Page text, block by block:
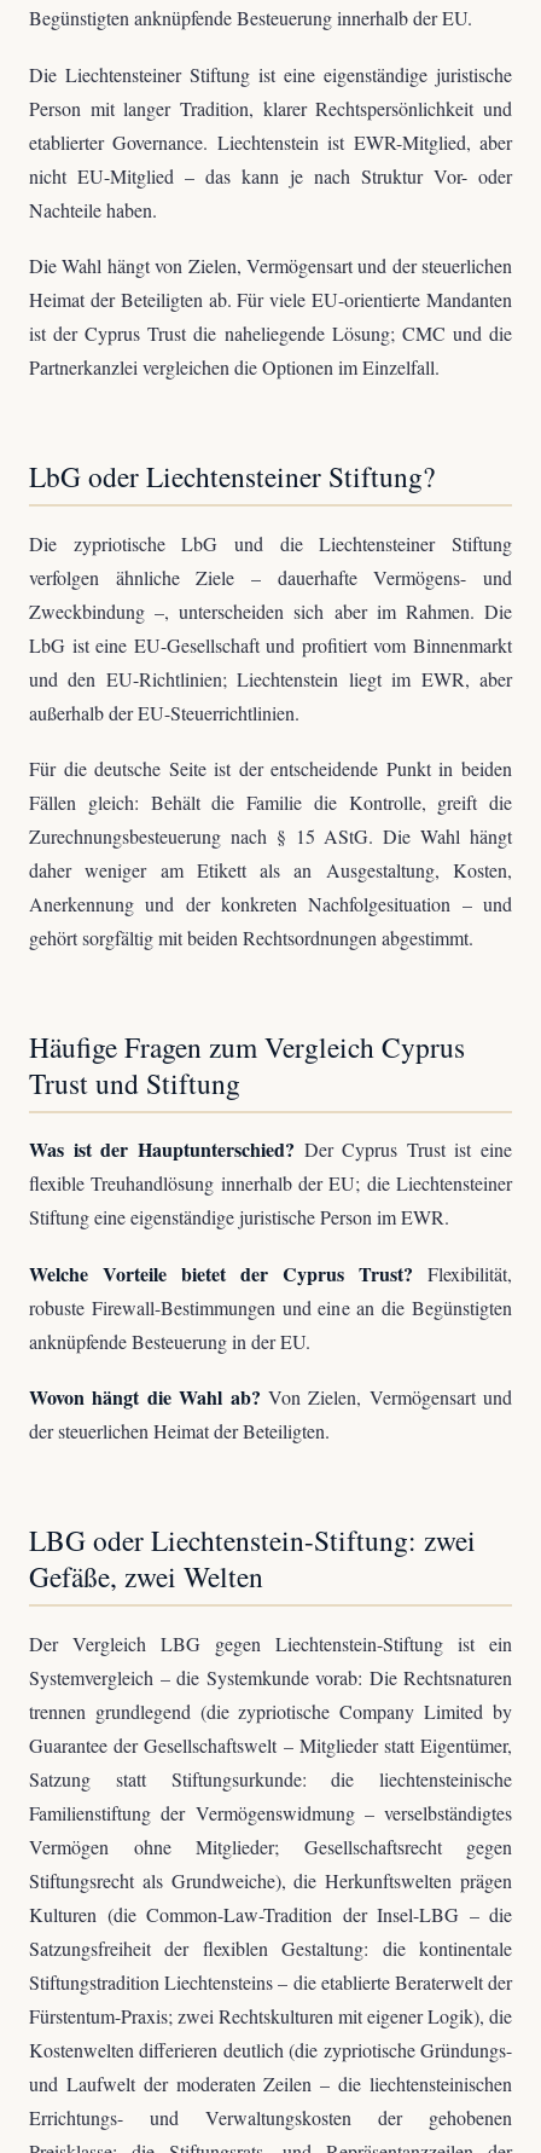
Begünstigten anknüpfende Besteuerung innerhalb der EU.
Die Liechtensteiner Stiftung ist eine eigenständige juristische
Person mit langer Tradition, klarer Rechtspersönlichkeit und
etablierter Governance. Liechtenstein ist EWR-Mitglied, aber
nicht EU-Mitglied – das kann je nach Struktur Vor- oder
Nachteile haben.
Die Wahl hängt von Zielen, Vermögensart und der steuerlichen
Heimat der Beteiligten ab. Für viele EU-orientierte Mandanten
ist der Cyprus Trust die naheliegende Lösung; CMC und die
Partnerkanzlei vergleichen die Optionen im Einzelfall.
LbG oder Liechtensteiner Stiftung?
Die zypriotische LbG und die Liechtensteiner Stiftung
verfolgen ähnliche Ziele – dauerhafte Vermögens- und
Zweckbindung –, unterscheiden sich aber im Rahmen. Die
LbG ist eine EU-Gesellschaft und profitiert vom Binnenmarkt
und den EU-Richtlinien; Liechtenstein liegt im EWR, aber
außerhalb der EU-Steuerrichtlinien.
Für die deutsche Seite ist der entscheidende Punkt in beiden
Fällen gleich: Behält die Familie die Kontrolle, greift die
Zurechnungsbesteuerung nach § 15 AStG. Die Wahl hängt
daher weniger am Etikett als an Ausgestaltung, Kosten,
Anerkennung und der konkreten Nachfolgesituation – und
gehört sorgfältig mit beiden Rechtsordnungen abgestimmt.
Häufige Fragen zum Vergleich Cyprus
Trust und Stiftung
Was ist der Hauptunterschied? Der Cyprus Trust ist eine
flexible Treuhandlösung innerhalb der EU; die Liechtensteiner
Stiftung eine eigenständige juristische Person im EWR.
Welche Vorteile bietet der Cyprus Trust? Flexibilität,
robuste Firewall-Bestimmungen und eine an die Begünstigten
anknüpfende Besteuerung in der EU.
Wovon hängt die Wahl ab? Von Zielen, Vermögensart und
der steuerlichen Heimat der Beteiligten.
LBG oder Liechtenstein-Stiftung: zwei
Gefäße, zwei Welten
Der Vergleich LBG gegen Liechtenstein-Stiftung ist ein
Systemvergleich – die Systemkunde vorab: Die Rechtsnaturen
trennen grundlegend (die zypriotische Company Limited by
Guarantee der Gesellschaftswelt – Mitglieder statt Eigentümer,
Satzung statt Stiftungsurkunde: die liechtensteinische
Familienstiftung der Vermögenswidmung – verselbständigtes
Vermögen ohne Mitglieder; Gesellschaftsrecht gegen
Stiftungsrecht als Grundweiche), die Herkunftswelten prägen
Kulturen (die Common-Law-Tradition der Insel-LBG – die
Satzungsfreiheit der flexiblen Gestaltung: die kontinentale
Stiftungstradition Liechtensteins – die etablierte Beraterwelt der
Fürstentum-Praxis; zwei Rechtskulturen mit eigener Logik), die
Kostenwelten differieren deutlich (die zypriotische Gründungs-
und Laufwelt der moderaten Zeilen – die liechtensteinischen
Errichtungs- und Verwaltungskosten der gehobenen